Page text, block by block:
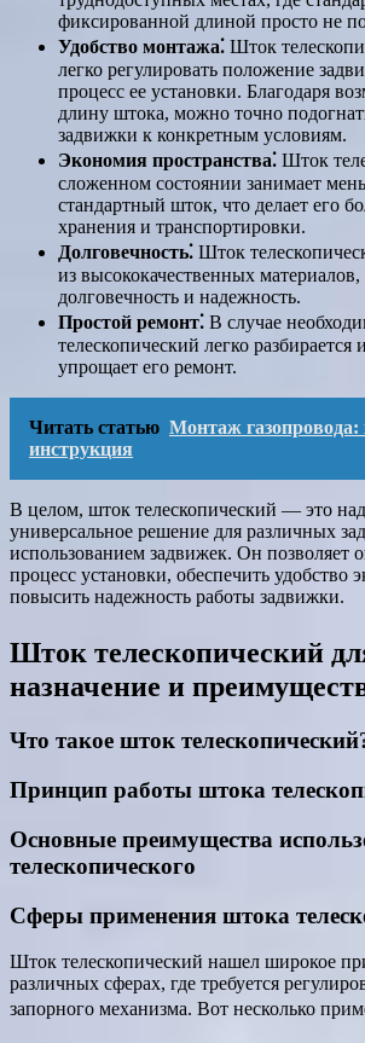
фиксированной длиной просто не
Удобство монтажа⁚ Шток
легко регулировать положение
процесс ее установки. Благодаря
длину штока, можно точно
задвижки к конкретным условиям.
Экономия пространства⁚ Шток
сложенном состоянии занимает
стандартный шток, что делает его
хранения и транспортировки.
Долговечность⁚ Шток
из высококачественных материалов,
долговечность и надежность.
Простой ремонт⁚ В случае
телескопический легко разбирается
упрощает его ремонт.
Читать статью Монтаж газопровода:
инструкция
В целом, шток телескопический — это
универсальное решение для различных
использованием задвижек. Он позволяет
процесс установки, обеспечить удобство
повысить надежность работы задвижки.
Шток телескопический
назначение и
Что такое шток
Принцип работы штока
Основные преимущества
телескопического
Сферы применения штока
Шток телескопический нашел широкое
различных сферах, где требуется
запорного механизма. Вот несколько